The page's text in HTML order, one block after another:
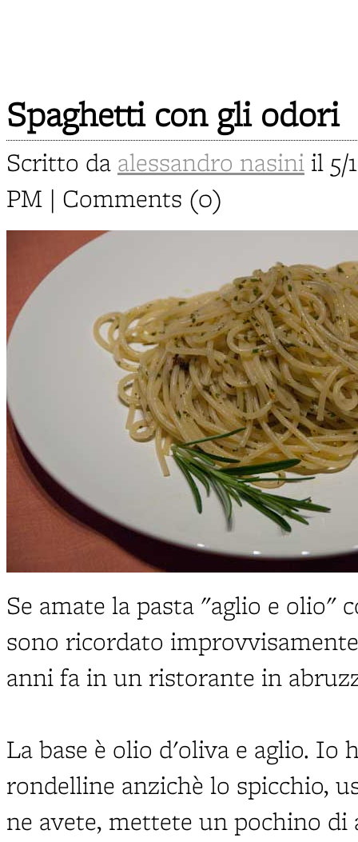
Spaghetti con gli odori
Scritto da alessandro nasini il 5/
PM | Comments (0)
Se amate la pasta "aglio e olio"
sono ricordato
anni fa in un ristorante in
La base è olio d'oliva e aglio. Io
rondelline anzichè lo spicchio,
ne avete, mettete un pochino